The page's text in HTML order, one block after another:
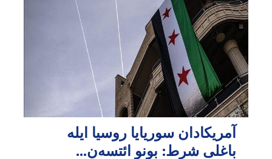
آمریکادان سوریایا روسیا ایله
باغلی شرط: بونو ائتسه‌ن...